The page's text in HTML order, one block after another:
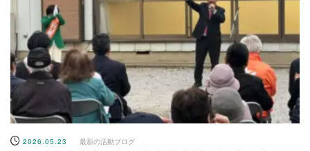
2026.05.23 最新の活動ブログ